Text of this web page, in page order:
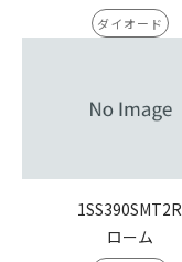
ダイオード
1SS390SMT2R
ローム